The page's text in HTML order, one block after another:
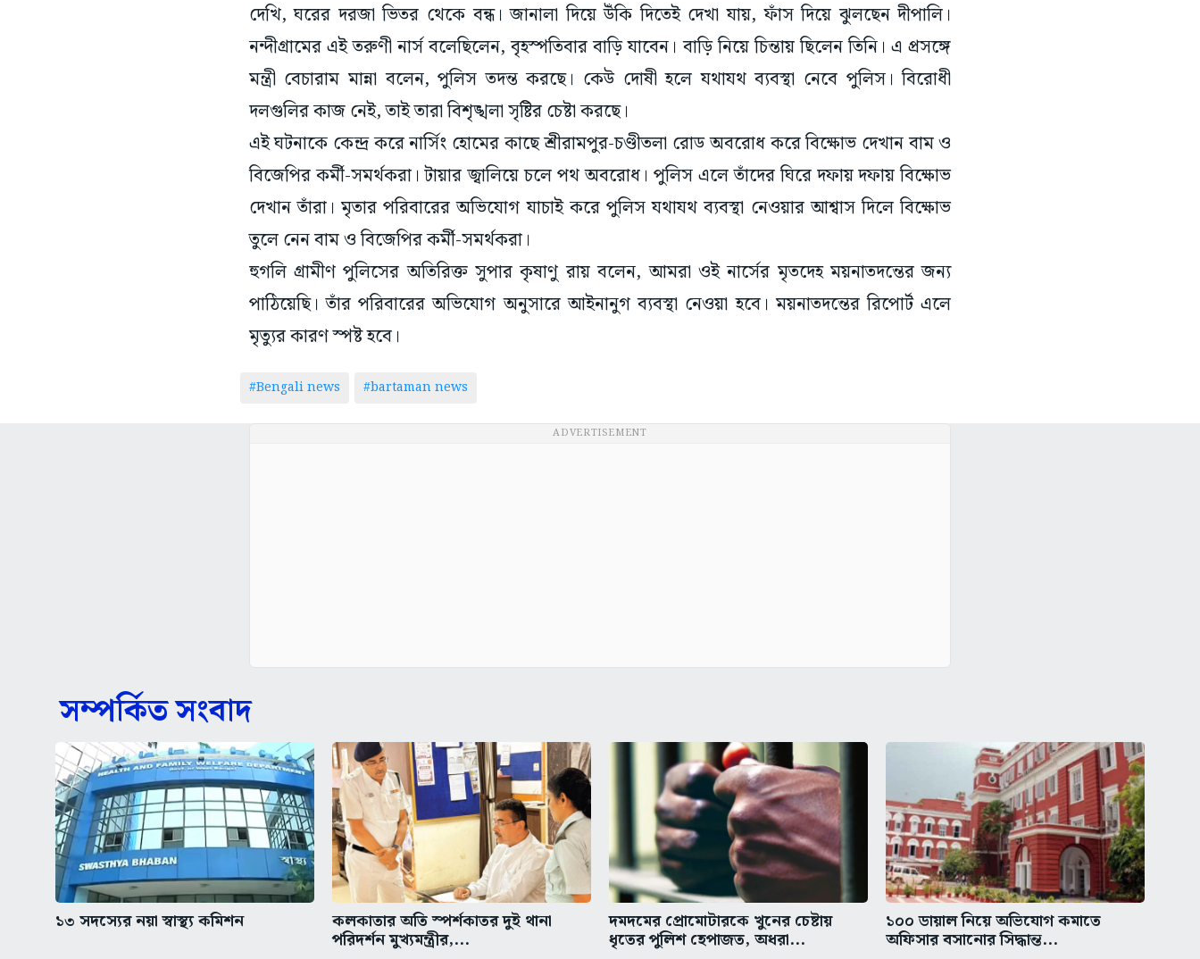
দেখি, ঘরের দরজা ভিতর থেকে বন্ধ। জানালা দিয়ে উঁকি দিতেই দেখা যায়, ফাঁস দিয়ে ঝুলছেন দীপালি।
নন্দীগ্রামের এই তরুণী নার্স বলেছিলেন, বৃহস্পতিবার বাড়ি যাবেন। বাড়ি নিয়ে চিন্তায় ছিলেন তিনি। এ প্রসঙ্গে
মন্ত্রী বেচারাম মান্না বলেন, পুলিস তদন্ত করছে। কেউ দোষী হলে যথাযথ ব্যবস্থা নেবে পুলিস। বিরোধী
দলগুলির কাজ নেই, তাই তারা বিশৃঙ্খলা সৃষ্টির চেষ্টা করছে।
এই ঘটনাকে কেন্দ্র করে নার্সিং হোমের কাছে শ্রীরামপুর-চণ্ডীতলা রোড অবরোধ করে বিক্ষোভ দেখান বাম ও
বিজেপির কর্মী-সমর্থকরা। টায়ার জ্বালিয়ে চলে পথ অবরোধ। পুলিস এলে তাঁদের ঘিরে দফায় দফায় বিক্ষোভ
দেখান তাঁরা। মৃতার পরিবারের অভিযোগ যাচাই করে পুলিস যথাযথ ব্যবস্থা নেওয়ার আশ্বাস দিলে বিক্ষোভ
তুলে নেন বাম ও বিজেপির কর্মী-সমর্থকরা।
হুগলি গ্রামীণ পুলিসের অতিরিক্ত সুপার কৃষাণু রায় বলেন, আমরা ওই নার্সের মৃতদেহ ময়নাতদন্তের জন্য
পাঠিয়েছি। তাঁর পরিবারের অভিযোগ অনুসারে আইনানুগ ব্যবস্থা নেওয়া হবে। ময়নাতদন্তের রিপোর্ট এলে
মৃত্যুর কারণ স্পষ্ট হবে।
#Bengali news #bartaman news
ADVERTISEMENT
সম্পর্কিত সংবাদ
১৩ সদস্যের নয়া স্বাস্থ্য কমিশন কলকাতার অতি স্পর্শকাতর দুই থানা
পরিদর্শন মুখ্যমন্ত্রীর,...
দমদমের প্রোমোটারকে খুনের চেষ্টায়
ধৃতের পুলিশ হেপাজত, অধরা...
১০০ ডায়াল নিয়ে অভিযোগ কমাতে
অফিসার বসানোর সিদ্ধান্ত...